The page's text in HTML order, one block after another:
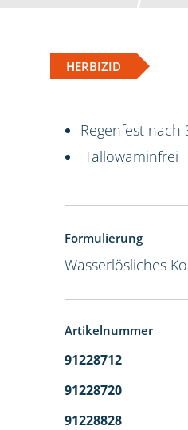
HERBIZID
Regenfest nach
Tallowaminfrei
Formulierung
Wasserlösliches
Artikelnummer
91228712
91228720
91228828